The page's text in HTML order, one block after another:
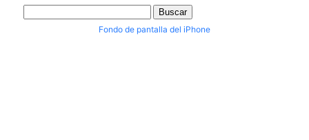
Fondo de pantalla del iPhone